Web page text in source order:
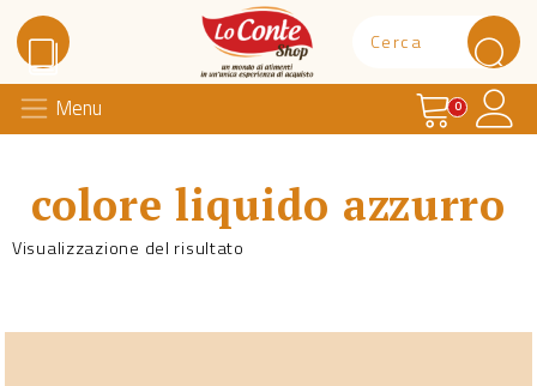
Lo Conte Shop
Menu Carrello
0
colore liquido azzurro
Visualizzazione del risultato